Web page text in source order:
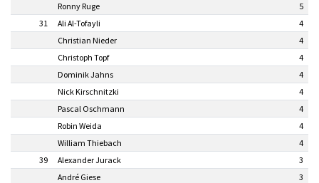
Ronny Ruge
5
31
Ali Al-Tofayli
4
Christian Nieder
4
Christoph Topf
4
Dominik Jahns
4
Nick Kirschnitzki
4
Pascal Oschmann
4
Robin Weida
4
William Thiebach
4
39
Alexander Jurack
3
André Giese
3